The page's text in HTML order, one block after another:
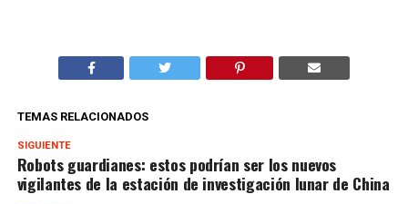
TEMAS RELACIONADOS
SIGUIENTE
Robots guardianes: estos podrían ser los nuevos
vigilantes de la estación de investigación lunar de China